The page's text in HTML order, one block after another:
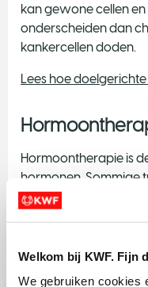
Welkom bij KWF. Fijn
We gebruiken cookies
kan gewone cellen
onderscheiden dan
kankercellen doden.
Lees hoe
Hormoontherapie is
hormonen. Sommige
nodig om te groeien.
blokkeert de werking
‘eigen’ hormonen